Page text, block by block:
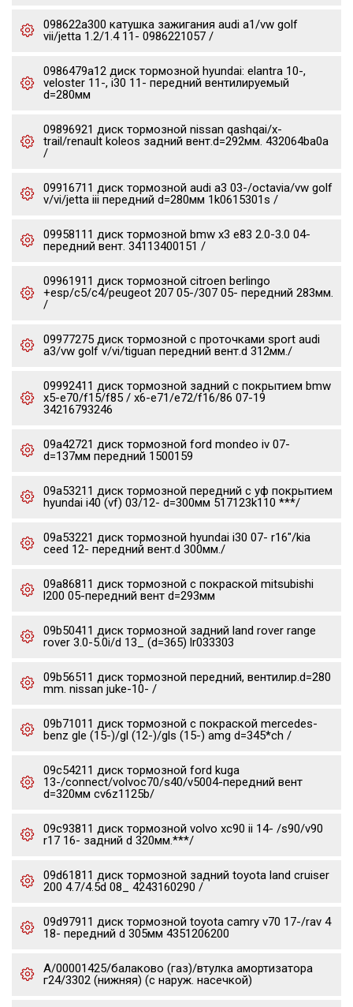
098622a300 катушка зажигания audi a1/vw golf
vii/jetta 1.2/1.4 11- 0986221057 /
0986479a12 диск тормозной hyundai: elantra 10-,
veloster 11-, i30 11- передний вентилируемый
d=280мм
09896921 диск тормозной nissan qashqai/x-
trail/renault koleos задний вент.d=292мм. 432064ba0a
/
09916711 диск тормозной audi a3 03-/octavia/vw golf
v/vi/jetta iii передний d=280мм 1k0615301s /
09958111 диск тормозной bmw x3 e83 2.0-3.0 04-
передний вент. 34113400151 /
09961911 диск тормозной citroen berlingo
+esp/c5/c4/peugeot 207 05-/307 05- передний 283мм.
/
09977275 диск тормозной c проточками sport audi
a3/vw golf v/vi/tiguan передний вент.d 312мм./
09992411 диск тормозной задний с покрытием bmw
x5-e70/f15/f85 / x6-e71/e72/f16/86 07-19
34216793246
09a42721 диск тормозной ford mondeo iv 07-
d=137мм передний 1500159
09a53211 диск тормозной передний с уф покрытием
hyundai i40 (vf) 03/12- d=300мм 517123k110 ***/
09a53221 диск тормозной hyundai i30 07- r16"/kia
ceed 12- передний вент.d 300мм./
09a86811 диск тормозной с покраской mitsubishi
l200 05-передний вент d=293мм
09b50411 диск тормозной задний land rover range
rover 3.0-5.0i/d 13_ (d=365) lr033303
09b56511 диск тормозной передний, вентилир.d=280
mm. nissan juke-10- /
09b71011 диск тормозной с покраской mercedes-
benz gle (15-)/gl (12-)/gls (15-) amg d=345*ch /
09c54211 диск тормозной ford kuga
13-/connect/volvoc70/s40/v5004-передний вент
d=320мм cv6z1125b/
09c93811 диск тормозной volvo xc90 ii 14- /s90/v90
r17 16- задний d 320мм.***/
09d61811 диск тормозной задний toyota land cruiser
200 4.7/4.5d 08_ 4243160290 /
09d97911 диск тормозной toyota camry v70 17-/rav 4
18- передний d 305мм 4351206200
А/00001425/балаково (газ)/втулка амортизатора
г24/3302 (нижняя) (с наруж. насечкой)